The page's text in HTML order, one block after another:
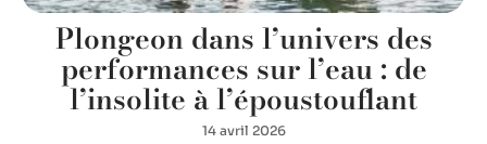
Plongeon dans l’univers des
performances sur l’eau : de
l’insolite à l’époustouflant
14 avril 2026